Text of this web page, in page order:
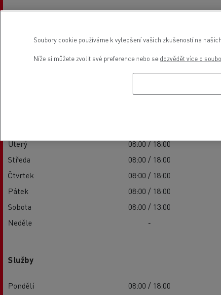
Provozní doba
Úterý
08:00 / 18:00
Středa
08:00 / 18:00
Čtvrtek
08:00 / 18:00
Pátek
08:00 / 18:00
Sobota
08:00 / 13:00
Neděle
-
Služby
Pondělí
08:00 / 18:00
Soubory cookie používáme k vylepšení vašich zkušeností na
Níže si můžete zvolit své preference nebo se dozvědět více o